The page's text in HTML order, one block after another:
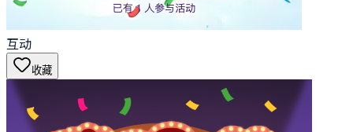
互动
收藏